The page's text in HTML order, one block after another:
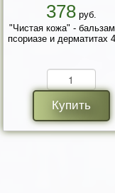
378руб.
"Чистая кожа" -
псориазе и дерматитах
Купить